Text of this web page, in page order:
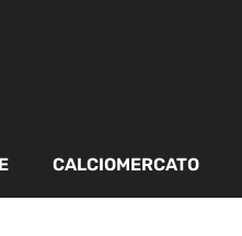
CALCIOMERCATO